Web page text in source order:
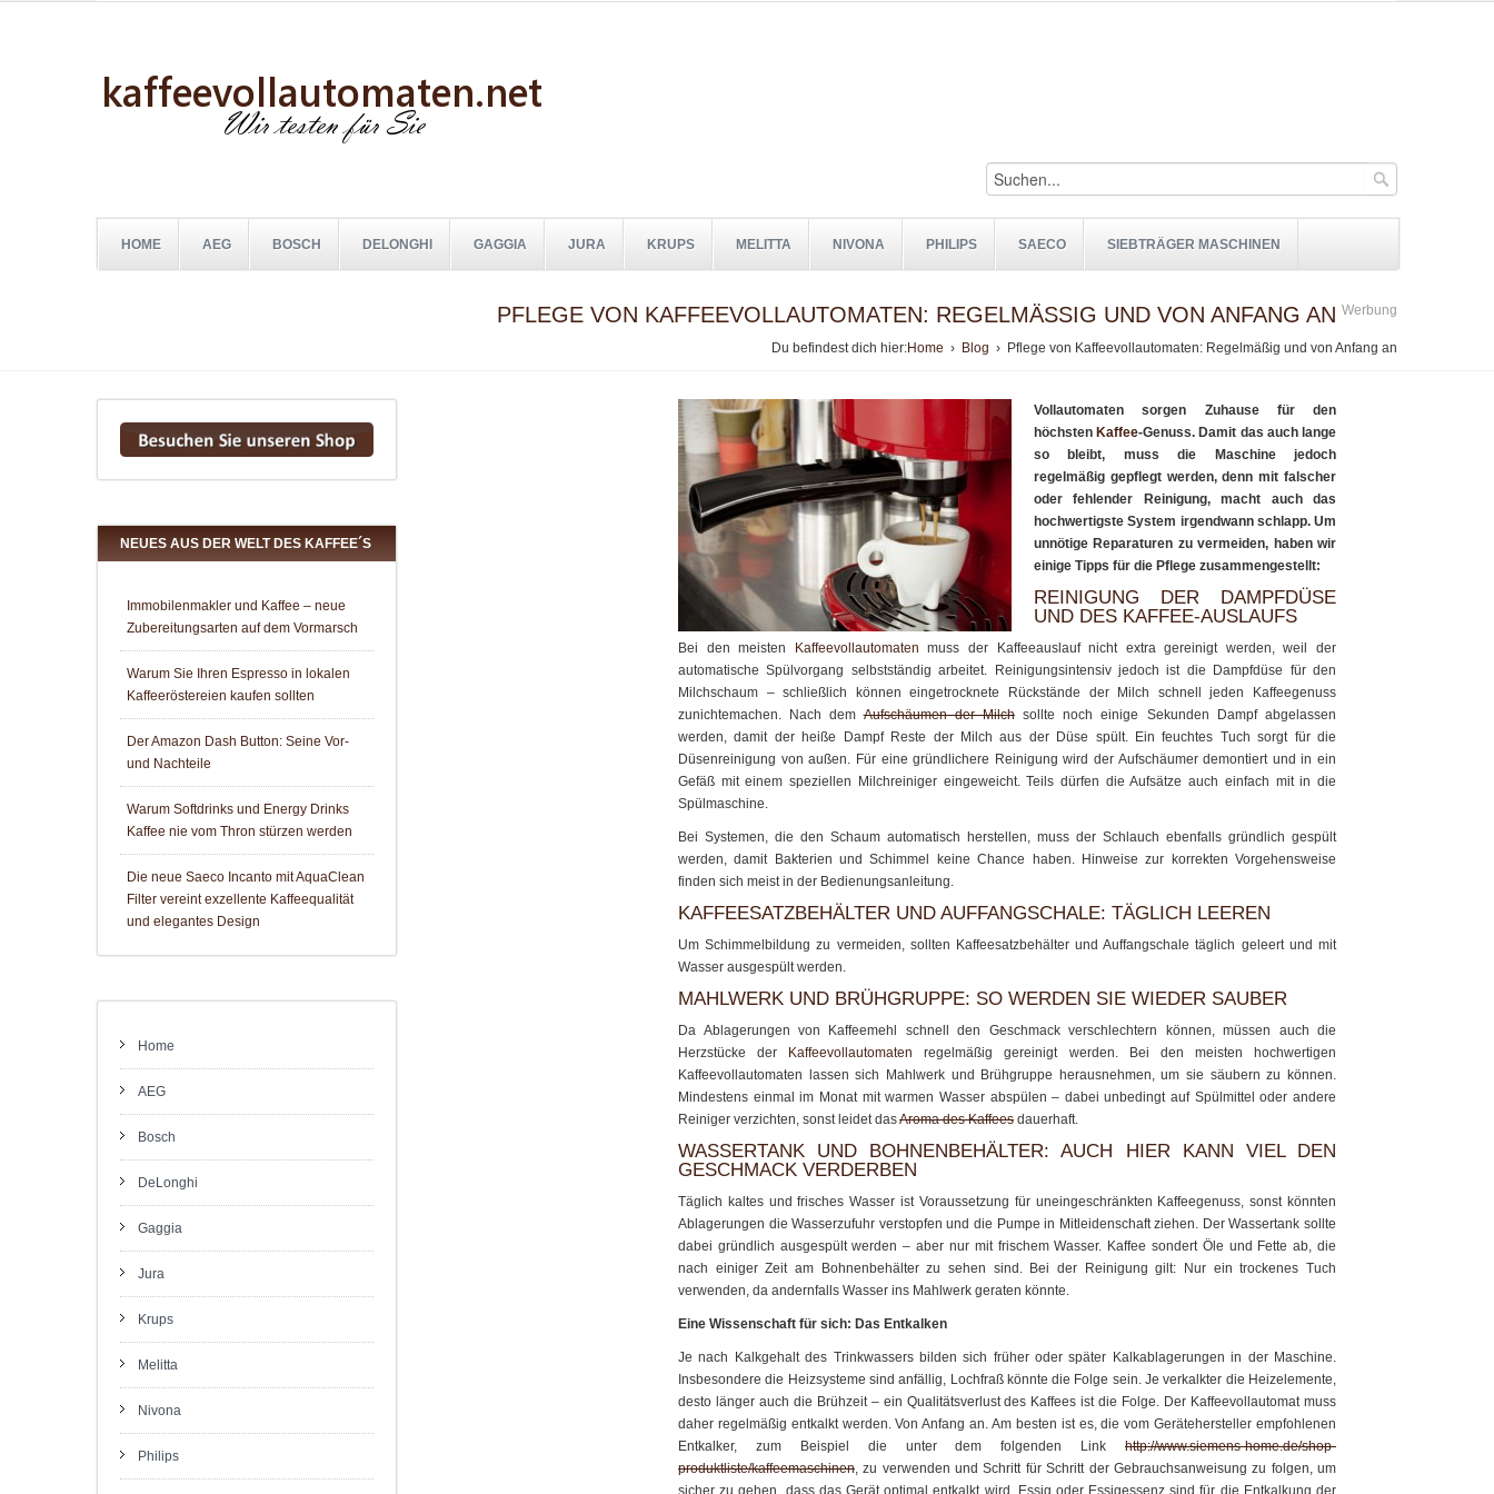
HOME AEG BOSCH DELONGHI GAGGIA JURA KRUPS MELITTA NIVONA PHILIPS SAECO SIEBTRÄGER MASCHINEN
PFLEGE VON KAFFEEVOLLAUTOMATEN: REGELMÄSSIG UND VON ANFANG AN Werbung
Du befindest dich hier:Home › Blog › Pflege von Kaffeevollautomaten: Regelmäßig und von Anfang an
Vollautomaten sorgen Zuhause für den
höchsten Kaffee-Genuss. Damit das auch lange
so bleibt, muss die Maschine jedoch
regelmäßig gepflegt werden, denn mit falscher
oder fehlender Reinigung, macht auch das
hochwertigste System irgendwann schlapp. Um
unnötige Reparaturen zu vermeiden, haben wir
einige Tipps für die Pflege zusammengestellt:
REINIGUNG DER DAMPFDÜSE
UND DES KAFFEE-AUSLAUFS
Bei den meisten Kaffeevollautomaten muss der Kaffeeauslauf nicht extra gereinigt werden, weil der
automatische Spülvorgang selbstständig arbeitet. Reinigungsintensiv jedoch ist die Dampfdüse für den
Milchschaum – schließlich können eingetrocknete Rückstände der Milch schnell jeden Kaffeegenuss
zunichtemachen. Nach demAufschäumen der Milchsollte noch einige Sekunden Dampf abgelassen
werden, damit der heiße Dampf Reste der Milch aus der Düse spült. Ein feuchtes Tuch sorgt für die
Düsenreinigung von außen. Für eine gründlichere Reinigung wird der Aufschäumer demontiert und in ein
Gefäß mit einem speziellen Milchreiniger eingeweicht. Teils dürfen die Aufsätze auch einfach mit in die
Spülmaschine.
Bei Systemen, die den Schaum automatisch herstellen, muss der Schlauch ebenfalls gründlich gespült
werden, damit Bakterien und Schimmel keine Chance haben. Hinweise zur korrekten Vorgehensweise
finden sich meist in der Bedienungsanleitung.
KAFFEESATZBEHÄLTER UND AUFFANGSCHALE: TÄGLICH LEEREN
Um Schimmelbildung zu vermeiden, sollten Kaffeesatzbehälter und Auffangschale täglich geleert und mit
Wasser ausgespült werden.
MAHLWERK UND BRÜHGRUPPE: SO WERDEN SIE WIEDER SAUBER
Da Ablagerungen von Kaffeemehl schnell den Geschmack verschlechtern können, müssen auch die
Herzstücke der
Kaffeevollautomaten regelmäßig gereinigt werden. Bei den meisten hochwertigen
Kaffeevollautomaten lassen sich Mahlwerk und Brühgruppe herausnehmen, um sie säubern zu können.
Mindestens einmal im Monat mit warmen Wasser abspülen – dabei unbedingt auf Spülmittel oder andere
Reiniger verzichten, sonst leidet dasAroma des Kaffees dauerhaft.
WASSERTANK UND BOHNENBEHÄLTER: AUCH HIER KANN VIEL DEN
GESCHMACK VERDERBEN
Täglich kaltes und frisches Wasser ist Voraussetzung für uneingeschränkten Kaffeegenuss, sonst könnten
Ablagerungen die Wasserzufuhr verstopfen und die Pumpe in Mitleidenschaft ziehen. Der Wassertank sollte
dabei gründlich ausgespült werden – aber nur mit frischem Wasser. Kaffee sondert Öle und Fette ab, die
nach einiger Zeit am Bohnenbehälter zu sehen sind. Bei der Reinigung gilt: Nur ein trockenes Tuch
verwenden, da andernfalls Wasser ins Mahlwerk geraten könnte.
Eine Wissenschaft für sich: Das Entkalken
Je nach Kalkgehalt des Trinkwassers bilden sich früher oder später Kalkablagerungen in der Maschine.
Insbesondere die Heizsysteme sind anfällig, Lochfraß könnte die Folge sein. Je verkalkter die Heizelemente,
desto länger auch die Brühzeit – ein Qualitätsverlust des Kaffees ist die Folge. Der Kaffeevollautomat muss
daher regelmäßig entkalkt werden. Von Anfang an. Am besten ist es, die vom Gerätehersteller empfohlenen
Entkalker, zum Beispiel die unter dem folgenden Link http://www.siemens-home.de/shop-
produktliste/kaffeemaschinen, zu verwenden und Schritt für Schritt der Gebrauchsanweisung zu folgen, um
sicher zu gehen, dass das Gerät optimal entkalkt wird. Essig oder Essigessenz sind für die Entkalkung der
NEUES AUS DER WELT DES KAFFEE´S
Immobilenmakler und Kaffee – neue
Zubereitungsarten auf dem Vormarsch
Warum Sie Ihren Espresso in lokalen
Kaffeeröstereien kaufen sollten
Der Amazon Dash Button: Seine Vor-
und Nachteile
Warum Softdrinks und Energy Drinks
Kaffee nie vom Thron stürzen werden
Die neue Saeco Incanto mit AquaClean
Filter vereint exzellente Kaffeequalität
und elegantes Design
Home
AEG
Bosch
DeLonghi
Gaggia
Jura
Krups
Melitta
Nivona
Philips